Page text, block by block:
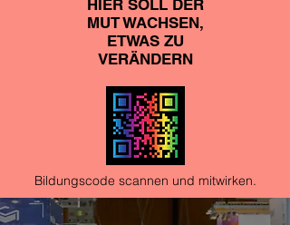
HIER SOLL DER
MUT WACHSEN,
ETWAS ZU
VERÄNDERN
Bildungscode scannen und mitwirken.